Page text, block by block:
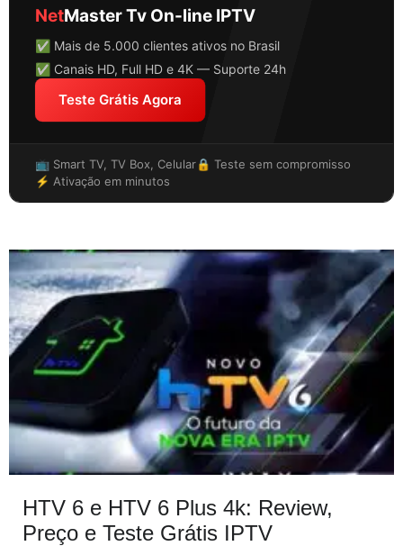
NetMaster Tv On-line IPTV
✅ Mais de 5.000 clientes ativos no Brasil
✅ Canais HD, Full HD e 4K — Suporte 24h
Teste Grátis Agora
📺 Smart TV, TV Box, Celular🔒 Teste sem compromisso
⚡ Ativação em minutos
HTV 6 e HTV 6 Plus 4k: Review,
Preço e Teste Grátis IPTV